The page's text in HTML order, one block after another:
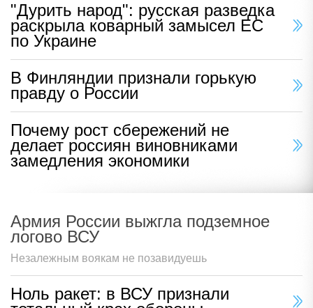
"Дурить народ": русская разведка
раскрыла коварный замысел ЕС
по Украине
В Финляндии признали горькую
правду о России
Почему рост сбережений не
делает россиян виновниками
замедления экономики
Армия России выжгла подземное
логово ВСУ
Незалежным воякам не позавидуешь
Ноль ракет: в ВСУ признали